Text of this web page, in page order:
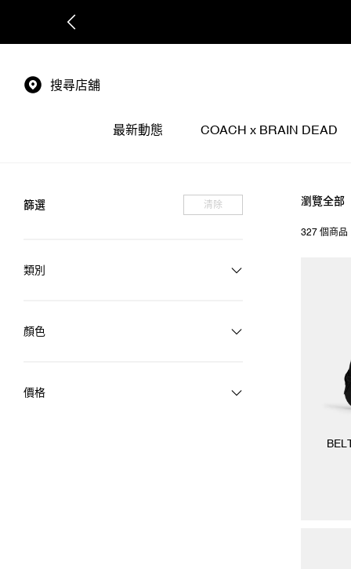
搜尋店舖
最新動態 COACH x BRAIN DEAD
篩選 清除
類別
顏色
價格
瀏覽全部
327 個商品